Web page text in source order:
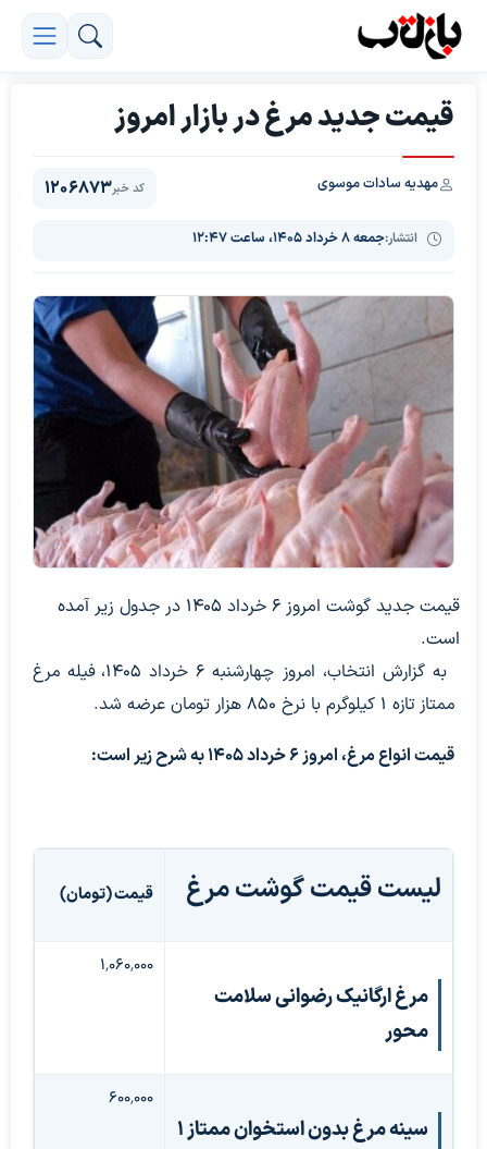
قیمت جدید مرغ در بازار امروز
مهدیه سادات موسوی
انتشار:جمعه ۸ خرداد ۱۴۰۵، ساعت ۱۲:۴۷
کد خبر1206873
قیمت جدید گوشت امروز 6 خرداد 1405 در جدول زیر آمده
است.
به گزارش انتخاب، امروز چهارشنبه ۶ خرداد ۱۴۰۵، فیله مرغ
ممتاز تازه ۱ کیلوگرم با نرخ ۸۵۰ هزار تومان عرضه شد.
قیمت انواع مرغ، امروز ۶ خرداد ۱۴۰۵ به شرح زیر است:
لیست قیمت گوشت مرغ قیمت (تومان)
مرغ ارگانیک رضوانی سلامت
محور
۱٬۰۶۰٬۰۰۰
سینه مرغ بدون استخوان ممتاز ۱
۶۰۰٬۰۰۰